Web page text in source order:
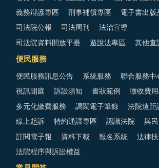
義務辯護專區 刑事補償專區 電子書出版
司法院公報 司法周刊 法治宣導
司法院資料開放平臺 遊說法專區 其他查
便民服務
便民服務訊息公告 系統服務 聯合服務中
視訊開庭 訴訟須知 書狀範例 徵收費
多元化繳費服務 調閱電子筆錄 法院遠距
線上起訴 特約通譯專區 認識法院 與
訂閱電子報 資料下載 報名系統 法律
法院程序與訴訟權益